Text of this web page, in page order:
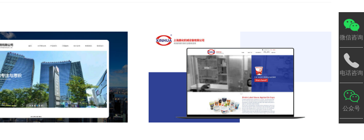
微信咨询
电话咨询
公众号